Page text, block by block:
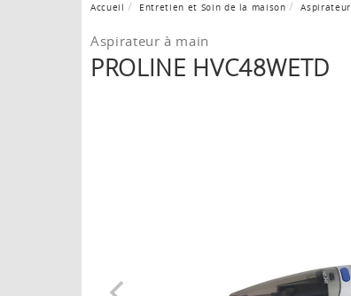
Accueil Entretien et Soin de la maison Aspirateur
Aspirateur à main
PROLINE HVC48WETD